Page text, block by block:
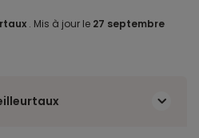
. Mis à jour le 27 septembre